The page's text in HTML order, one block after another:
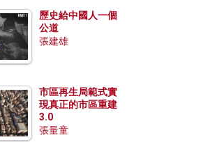
歷史給中國人一個
公道
張建雄
市區再生局範式實
現真正的市區重建
3.0
張量童